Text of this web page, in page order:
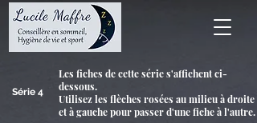
Série 4
Les fiches de cette série s'affichent ci-
dessous.
Utilisez les flèches rosées au milieu à droite
et à gauche pour passer d'une fiche à l'autre.